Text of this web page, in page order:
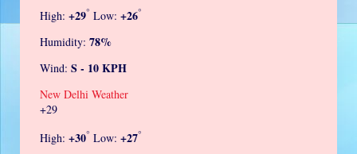
High: +29° Low: +26°
Humidity: 78%
Wind: S - 10 KPH
New Delhi Weather
+29
High: +30° Low: +27°